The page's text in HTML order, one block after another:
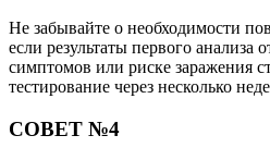
Не забывайте о необходимости
если результаты первого анализа
симптомов или риске заражения
тестирование через несколько
СОВЕТ №4